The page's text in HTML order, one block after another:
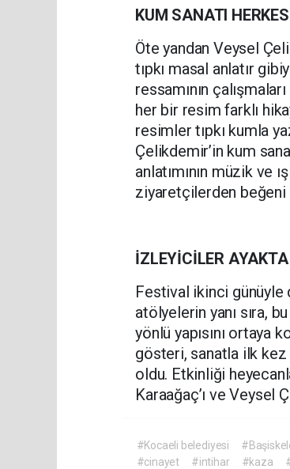
KUM SANATI
Öte yandan Veysel
tıpkı masal anlatır
ressamının
her bir resim farklı
resimler tıpkı kumla
Çelikdemir’in kum
anlatımının müzik ve
ziyaretçilerden beğeni
İZLEYİCİLER
Festival ikinci günüyle
atölyelerin yanı sıra,
yönlü yapısını ortaya
gösteri, sanatla ilk
oldu. Etkinliği
Karaağaç’ı ve Veysel
#Kocaeli belediyesi
#cinayet
#intihar #kaza